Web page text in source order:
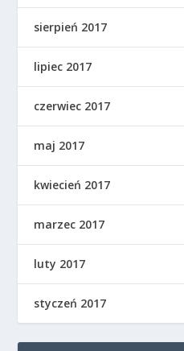
sierpień 2017
lipiec 2017
czerwiec 2017
maj 2017
kwiecień 2017
marzec 2017
luty 2017
styczeń 2017